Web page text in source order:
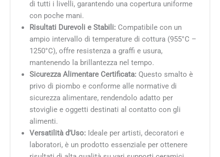
di tutti i livelli, garantendo una copertura uniforme
con poche mani.
Risultati Durevoli e Stabili: Compatibile con un
ampio intervallo di temperature di cottura (955°C –
1250°C), offre resistenza a graffi e usura,
mantenendo la brillantezza nel tempo.
Sicurezza Alimentare Certificata: Questo smalto è
privo di piombo e conforme alle normative di
sicurezza alimentare, rendendolo adatto per
stoviglie e oggetti destinati al contatto con gli
alimenti.
Versatilità d’Uso: Ideale per artisti, decoratori e
laboratori, è un prodotto essenziale per ottenere